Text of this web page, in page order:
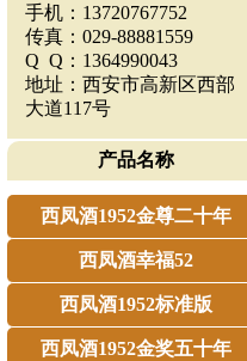
手机：13720767752
传真：029-88881559
Q Q：1364990043
地址：西安市高新区西部
大道117号
产品名称
西凤酒1952金尊二十年
西凤酒幸福52
西凤酒1952标准版
西凤酒1952金奖五十年